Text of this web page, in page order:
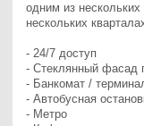
одним из нескольких
нескольких
- 24/7 доступ
- Стеклянный фасад
- Банкомат /
- Автобусная
- Метро